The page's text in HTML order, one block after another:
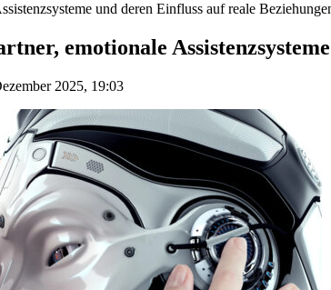
und deren Einfluss auf reale
emotionale
2025, 19:03